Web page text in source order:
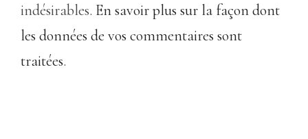
indésirables. En savoir plus sur la façon dont
les données de vos commentaires sont
traitées.